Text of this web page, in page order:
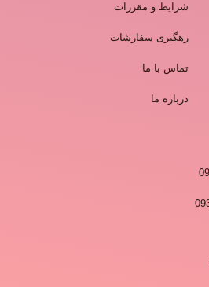
شرایط و مقررات
رهگیری سفارشات
تماس با ما
درباره ما